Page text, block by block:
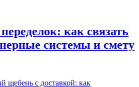
как связать
системы и смету